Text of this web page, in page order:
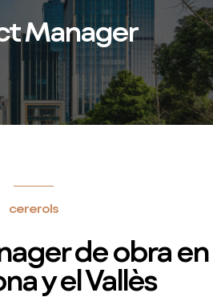
Manager
cererols
de obra en
y el Vallès